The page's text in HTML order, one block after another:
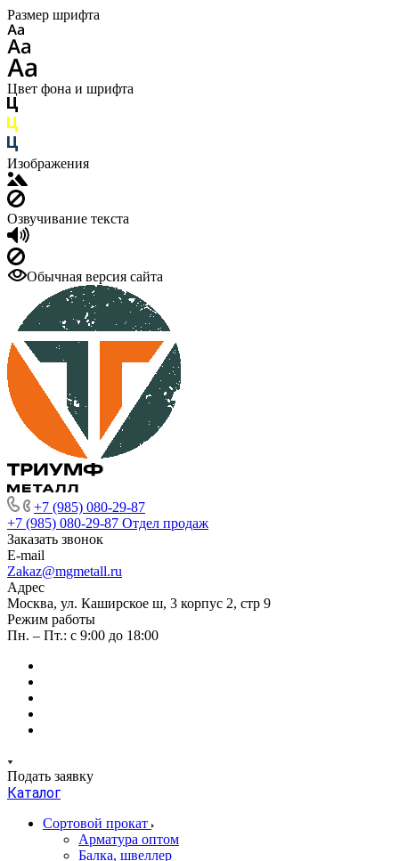
Размер шрифта
Цвет фона и шрифта
Изображения
Озвучивание текста
Обычная версия сайта
+7 (985) 080-29-87
+7 (985) 080-29-87 Отдел продаж
Заказать звонок
E-mail
Zakaz@mgmetall.ru
Адрес
Москва, ул. Каширское ш, 3 корпус 2, стр 9
Режим работы
Пн. – Пт.: с 9:00 до 18:00
Подать заявку
Каталог
Сортовой прокат
Арматура оптом
Балка, швеллер